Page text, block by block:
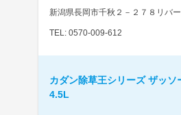
新潟県長岡市千秋２－２７８リバ
TEL: 0570-009-612
カダン除草王シリーズ ザッ
4.5L